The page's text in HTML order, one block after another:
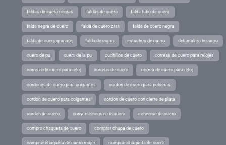
faldas de cuero negras faldas de cuero falda tubo de cuero
falda negra de cuero falda de cuero zara falda de cuero negra
falda de cuero granate falda de cuero estuches de cuero delantales de cuero
cuero de pu cuero de la pu cuchillos de cuero correas de cuero para relojes
correas de cuero para reloj correas de cuero correa de cuero para reloj
cordones de cuero para colgantes cordon de cuero para pulseras
cordon de cuero para colgantes cordon de cuero con cierre de plata
cordon de cuero converse negras de cuero converse de cuero
compro chaqueta de cuero comprar chupa de cuero
comprar chaqueta de cuero mujer comprar chaqueta de cuero